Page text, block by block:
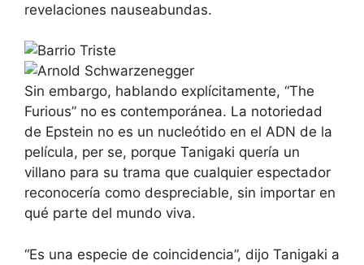
revelaciones nauseabundas.
Sin embargo, hablando explícitamente, “The
Furious” no es contemporánea. La notoriedad
de Epstein no es un nucleótido en el ADN de la
película, per se, porque Tanigaki quería un
villano para su trama que cualquier espectador
reconocería como despreciable, sin importar en
qué parte del mundo viva.
“Es una especie de coincidencia”, dijo Tanigaki a